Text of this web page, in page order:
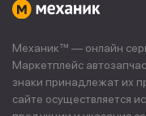
Механик™ — онлайн
Маркетплейс
знаки принадлежат их
сайте осуществляется